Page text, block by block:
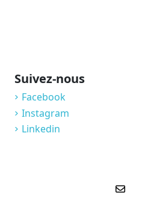
Suivez-nous
Facebook
Instagram
Linkedin